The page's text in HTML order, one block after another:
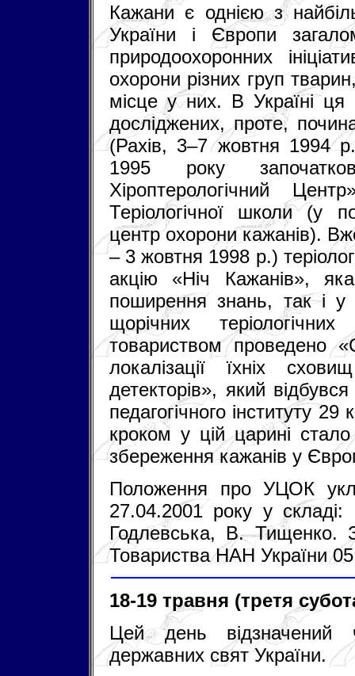
Кажани є однією з
України і Європи
природоохоронних
охорони різних груп
місце у них. В Україні
досліджених, проте,
(Рахів, 3–7 жовтня 1994
1995 року
Хіроптерологічний
Теріологічної школи
центр охорони кажанів).
– 3 жовтня 1998 р.)
акцію «Ніч Кажанів»,
поширення знань, так і у
щорічних
товариством проведено
локалізації їхніх
детекторів», який
педагогічного інституту
кроком у цій царині
збереження кажанів у
Положення про УЦОК
27.04.2001 року у
Годлевська, В. Тищенко.
Товариства НАН України
18-19 травня (третя
Цей день відзначений
державних свят України.